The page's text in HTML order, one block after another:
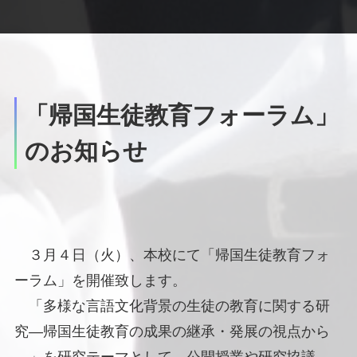
「帰国生徒教育フォーラム」
のお知らせ
３月４日（火）、本校にて「帰国生徒教育フォ
ーラム」を開催致します。
「多様な言語文化背景の生徒の教育に関する研
究―帰国生徒教育の成果の継承・発展の視点から